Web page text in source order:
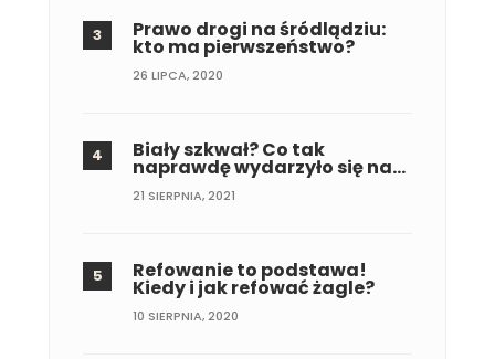
Prawo drogi na śródlądziu:
kto ma pierwszeństwo?
26 LIPCA, 2020
Biały szkwał? Co tak
naprawdę wydarzyło się na…
21 SIERPNIA, 2021
Refowanie to podstawa!
Kiedy i jak refować żagle?
10 SIERPNIA, 2020